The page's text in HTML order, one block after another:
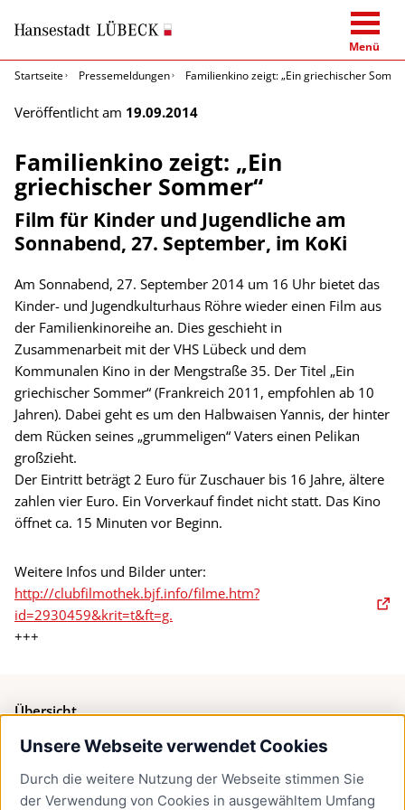
Unsere Webseite verwendet Cookies
Durch die weitere Nutzung der Webseite stimmen Sie
der Verwendung von Cookies in ausgewähltem Umfang
Menü
Startseite
Pressemeldungen Familienkino zeigt: „Ein griechischer
Veröffentlicht am 19.09.2014
Familienkino zeigt: „Ein
griechischer Sommer“
Film für Kinder und Jugendliche am
Sonnabend, 27. September, im KoKi
Am Sonnabend, 27. September 2014 um 16 Uhr bietet das
Kinder- und Jugendkulturhaus Röhre wieder einen Film aus
der Familienkinoreihe an. Dies geschieht in
Zusammenarbeit mit der VHS Lübeck und dem
Kommunalen Kino in der Mengstraße 35. Der Titel „Ein
griechischer Sommer“ (Frankreich 2011, empfohlen ab 10
Jahren). Dabei geht es um den Halbwaisen Yannis, der hinter
dem Rücken seines „grummeligen“ Vaters einen Pelikan
großzieht.
Der Eintritt beträgt 2 Euro für Zuschauer bis 16 Jahre, ältere
zahlen vier Euro. Ein Vorverkauf findet nicht statt. Das Kino
öffnet ca. 15 Minuten vor Beginn.
Weitere Infos und Bilder unter:
http://clubfilmothek.bjf.info/filme.htm?
id=2930459&krit=t&ft=g.
+++
Übersicht
Bürgerservice
Presse
Newsletter Lübeck:kompakt